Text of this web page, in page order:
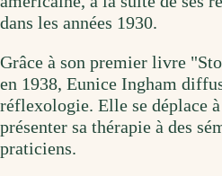
dans les années 1930.
Grâce à son premier livre
en 1938, Eunice Ingham
réflexologie. Elle se déplace
présenter sa thérapie à des
praticiens.